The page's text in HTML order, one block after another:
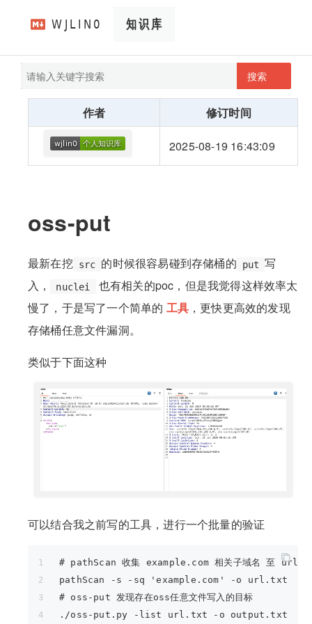
搜索
pathScan
wjlin0's blog
作者 修订时间
2025-08-19 16:43:09
oss-put
最新在挖 src 的时候很容易碰到存储桶的 put 写
入，
nuclei
也有相关的poc，但是我觉得这样效率太
慢了，于是写了一个简单的 工具 ，更快更高效的发现
存储桶任意文件漏洞。
类似于下面这种
可以结合我之前写的工具，进行一个批量的验证
# pathScan 收集 example.com 相关子域名 至
pathScan -s -sq 'example.com' -o url.txt
# oss-put 发现存在oss任意文件写入的目标
./oss-put.py -list url.txt -o output.txt